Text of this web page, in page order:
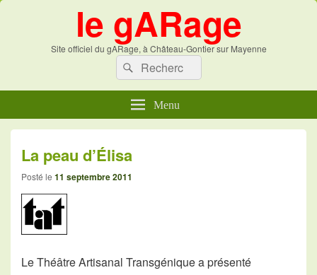
le gARage
Site officiel du gARage, à Château-Gontier sur Mayenne
Recherche :
Recherche
Menu
La peau d’Élisa
Posté le 11 septembre 2011
Le Théâtre Artisanal Transgénique a présenté